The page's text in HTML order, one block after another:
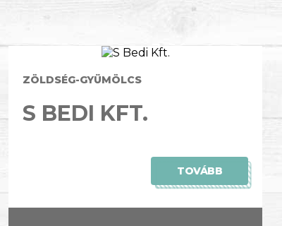
ZÖLDSÉG-GYÜMÖLCS
S BEDI KFT.
TOVÁBB